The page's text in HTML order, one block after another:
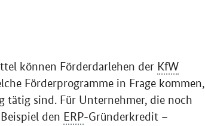
können Förderdarlehen der KfW
Förderprogramme in Frage kommen,
tätig sind. Für Unternehmer, die noch
den ERP-Gründerkredit –